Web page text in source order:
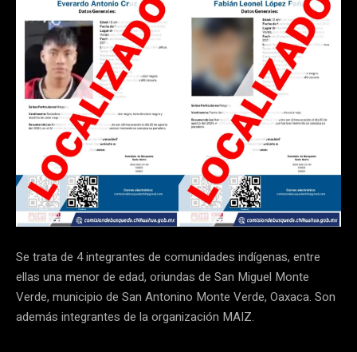
Se trata de 4 integrantes de comunidades indígenas, entre
ellas una menor de edad, oriundas de San Miguel Monte
Verde, municipio de San Antonino Monte Verde, Oaxaca. Son
además integrantes de la organización MAIZ.